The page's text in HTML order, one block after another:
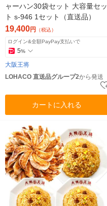
ャーハン30袋セット 大容量セッ
ト s-946 1セット（直送品）
19,400円 （税込）
ログイン&全額PayPay支払いで
5%
大阪王将
LOHACO 直送品グループ2から発送
カートに入れる